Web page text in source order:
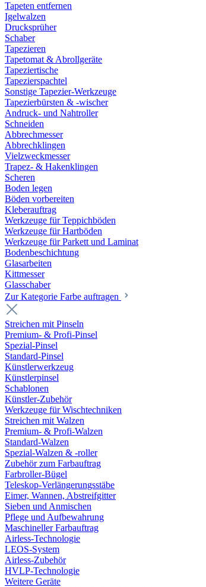
Tapeten entfernen
Igelwalzen
Drucksprüher
Schaber
Tapezieren
Tapetomat & Abrollgeräte
Tapeziertische
Tapezierspachtel
Sonstige Tapezier-Werkzeuge
Tapezierbürsten & -wischer
Andruck- und Nahtroller
Schneiden
Abbrechmesser
Abbrechklingen
Vielzweckmesser
Trapez- & Hakenklingen
Scheren
Boden legen
Böden vorbereiten
Kleberauftrag
Werkzeuge für Teppichböden
Werkzeuge für Hartböden
Werkzeuge für Parkett und Laminat
Bodenbeschichtung
Glasarbeiten
Kittmesser
Glasschaber
Zur Kategorie Farbe auftragen
Streichen mit Pinseln
Premium- & Profi-Pinsel
Spezial-Pinsel
Standard-Pinsel
Künstlerwerkzeug
Künstlerpinsel
Schablonen
Künstler-Zubehör
Werkzeuge für Wischtechniken
Streichen mit Walzen
Premium- & Profi-Walzen
Standard-Walzen
Spezial-Walzen & -roller
Zubehör zum Farbauftrag
Farbroller-Bügel
Teleskop-Verlängerungsstäbe
Eimer, Wannen, Abstreifgitter
Sieben und Anmischen
Pflege und Aufbewahrung
Maschineller Farbauftrag
Airless-Technologie
LEOS-System
Airless-Zubehör
HVLP-Technologie
Weitere Geräte